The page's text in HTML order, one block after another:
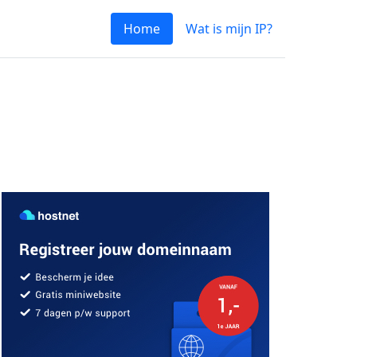
Home Wat is mijn IP?